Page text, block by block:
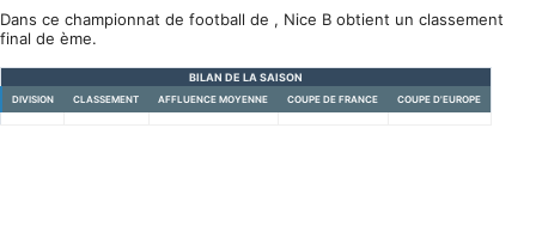
Dans ce championnat de football de , Nice B obtient un classement
final de ème.
BILAN DE LA SAISON
DIVISION CLASSEMENT AFFLUENCE MOYENNE COUPE DE FRANCE COUPE D'EUROPE